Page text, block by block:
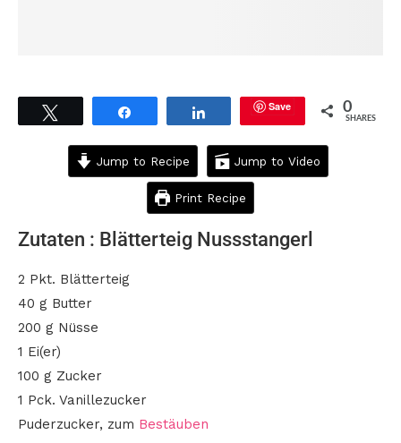
Save 0
SHARES
Jump to Recipe Jump to Video
Print Recipe
Zutaten : Blätterteig Nussstangerl
2 Pkt. Blätterteig
40 g Butter
200 g Nüsse
1 Ei(er)
100 g Zucker
1 Pck. Vanillezucker
Puderzucker, zum Bestäuben